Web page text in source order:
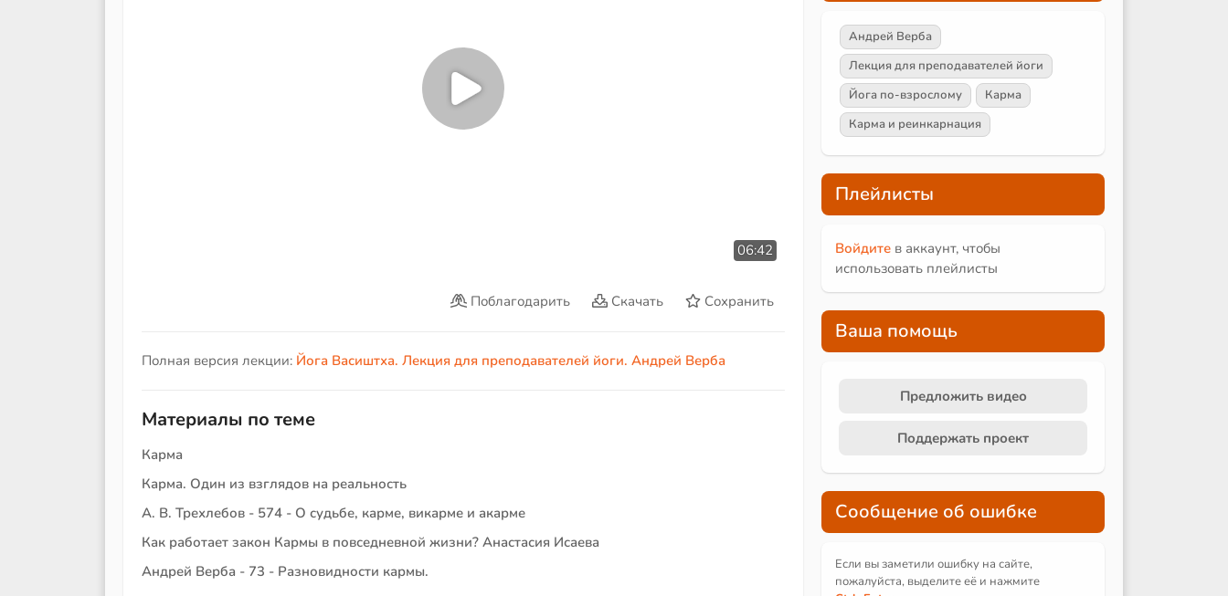
06:42
Поблагодарить Скачать Сохранить
Полная версия лекции: Йога Васиштха. Лекция для преподавателей йоги. Андрей Верба
Материалы по теме
Карма
Карма. Один из взглядов на реальность
А. В. Трехлебов - 574 - О судьбе, карме, викарме и акарме
Как работает закон Кармы в повседневной жизни? Анастасия Исаева
Андрей Верба - 73 - Разновидности кармы.
Андрей Верба
Лекция для преподавателей йоги
Йога по-взрослому
Карма
Карма и реинкарнация
Плейлисты
Войдите в аккаунт, чтобы
использовать плейлисты
Ваша помощь
Предложить видео
Поддержать проект
Сообщение об ошибке
Если вы заметили ошибку на сайте,
пожалуйста, выделите её и нажмите